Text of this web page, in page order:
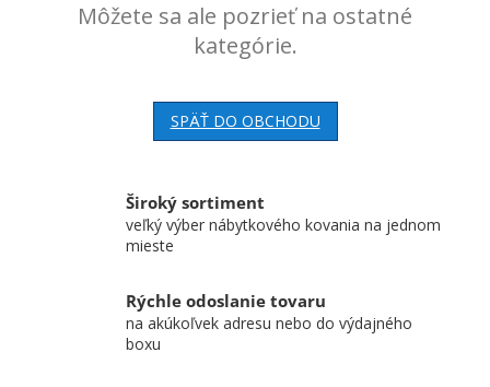
Môžete sa ale pozrieť na ostatné
kategórie.
SPÄŤ DO OBCHODU
Široký sortiment
veľký výber nábytkového kovania na jednom
mieste
Rýchle odoslanie tovaru
na akúkoľvek adresu nebo do výdajného
boxu